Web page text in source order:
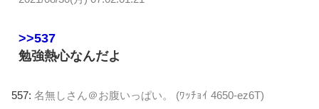
>>537
勉強熱心なんだよ
557: 名無しさん＠お腹いっぱい。 (ﾜｯﾁｮｲ 4650-ez6T)